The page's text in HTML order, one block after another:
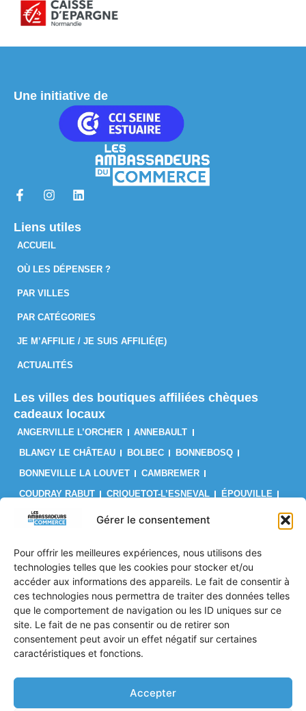
Gérer le consentement
Pour offrir les meilleures expériences, nous utilisons des
technologies telles que les cookies pour stocker et/ou
accéder aux informations des appareils. Le fait de consentir à
ces technologies nous permettra de traiter des données telles
que le comportement de navigation ou les ID uniques sur ce
site. Le fait de ne pas consentir ou de retirer son
consentement peut avoir un effet négatif sur certaines
caractéristiques et fonctions.
Accepter
Une initiative de
Liens utiles
ACCUEIL
OÙ LES DÉPENSER ?
PAR VILLES
PAR CATÉGORIES
JE M’AFFILIE / JE SUIS AFFILIÉ(E)
ACTUALITÉS
Les villes des boutiques affiliées chèques
cadeaux locaux
ANGERVILLE L’ORCHER
ANNEBAULT
BLANGY LE CHÂTEAU
BOLBEC
BONNEBOSQ
BONNEVILLE LA LOUVET
CAMBREMER
COUDRAY RABUT
CRIQUETOT-L’ESNEVAL
ÉPOUVILLE
FÉCAMP
FIRFOL GAINNEVILLE
GODERVILLE
GRUCHET-LE-VALASSE
LE BRÉVEDENT
LE HAVRE
LES AUTHIEUX SUR CALONNE
LILLEBONNE
LISIEUX
LIVAROT
MANNEVILLE-LA-GOUPIL
MONTIVILLIERS
OCTEVILLE SUR MER
ORBEC
OUILLY LE VICOMTE
PONT L’ÉVÊQUE
PORT JÉRÔME SUR SEINE
SAINT PIERRE EN AUGE
SAINT ROMAIN DE COLBOSC
TROUVILLE SUR MER
VALMONT VILLERS SUR MER